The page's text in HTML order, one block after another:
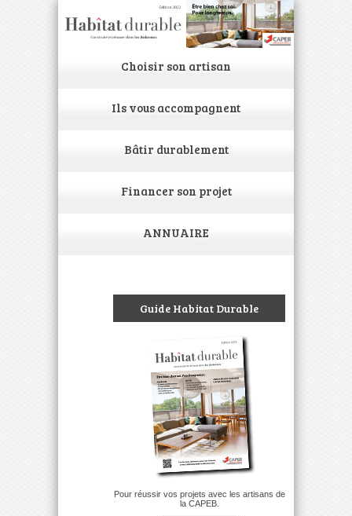
Choisir son artisan
Ils vous accompagnent
Bâtir durablement
Financer son projet
ANNUAIRE
Guide Habitat Durable
Pour réussir vos projets avec les artisans de
la CAPEB.